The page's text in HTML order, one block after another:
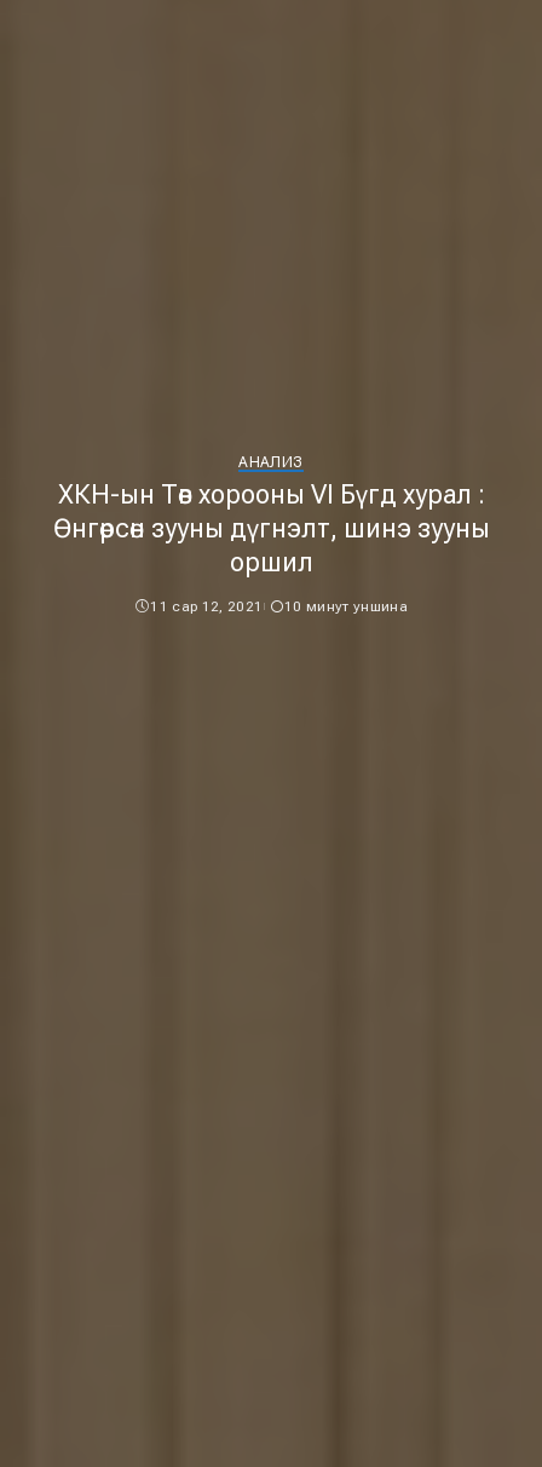
АНАЛИЗ
ХКН-ын Төв хорооны VI Бүгд хурал :
Өнгөрсөн зууны дүгнэлт, шинэ зууны
оршил
11 сар 12, 2021 10 минут уншина